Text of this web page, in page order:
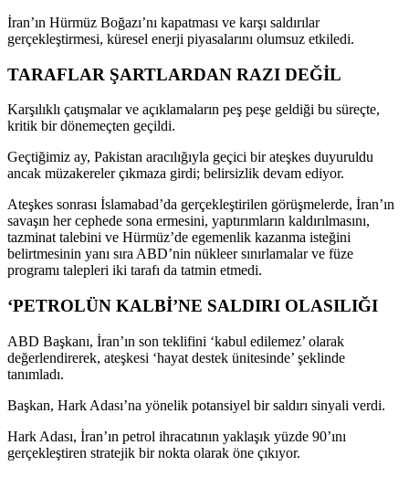
İran’ın Hürmüz Boğazı’nı kapatması ve karşı saldırılar
gerçekleştirmesi, küresel enerji piyasalarını olumsuz etkiledi.
TARAFLAR ŞARTLARDAN RAZI DEĞİL
Karşılıklı çatışmalar ve açıklamaların peş peşe geldiği bu süreçte,
kritik bir dönemeçten geçildi.
Geçtiğimiz ay, Pakistan aracılığıyla geçici bir ateşkes duyuruldu
ancak müzakereler çıkmaza girdi; belirsizlik devam ediyor.
Ateşkes sonrası İslamabad’da gerçekleştirilen görüşmelerde, İran’ın
savaşın her cephede sona ermesini, yaptırımların kaldırılmasını,
tazminat talebini ve Hürmüz’de egemenlik kazanma isteğini
belirtmesinin yanı sıra ABD’nin nükleer sınırlamalar ve füze
programı talepleri iki tarafı da tatmin etmedi.
‘PETROLÜN KALBİ’NE SALDIRI OLASILIĞI
ABD Başkanı, İran’ın son teklifini ‘kabul edilemez’ olarak
değerlendirerek, ateşkesi ‘hayat destek ünitesinde’ şeklinde
tanımladı.
Başkan, Hark Adası’na yönelik potansiyel bir saldırı sinyali verdi.
Hark Adası, İran’ın petrol ihracatının yaklaşık yüzde 90’ını
gerçekleştiren stratejik bir nokta olarak öne çıkıyor.